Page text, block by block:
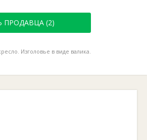
ПРОДАВЦА (2)
Изголовье в виде валика.